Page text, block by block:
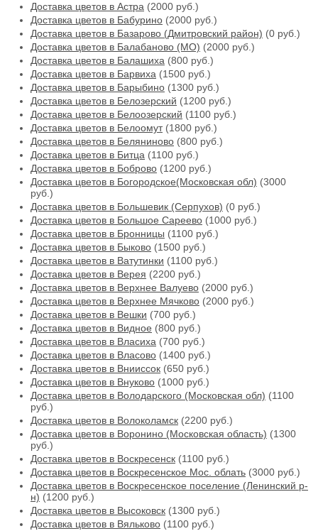
Доставка цветов в Астра (2000 руб.)
Доставка цветов в Бабурино (2000 руб.)
Доставка цветов в Базарово (Дмитровский район) (0 руб.)
Доставка цветов в Балабаново (МО) (2000 руб.)
Доставка цветов в Балашиха (800 руб.)
Доставка цветов в Барвиха (1500 руб.)
Доставка цветов в Барыбино (1300 руб.)
Доставка цветов в Белозерский (1200 руб.)
Доставка цветов в Белоозерский (1100 руб.)
Доставка цветов в Белоомут(1800 руб.)
Доставка цветов в Беляниново (800 руб.)
Доставка цветов в Битца (1100 руб.)
Доставка цветов в Боброво (1200 руб.)
Доставка цветов в Богородское(Московская обл) (3000
руб.)
Доставка цветов в Большевик (Серпухов) (0 руб.)
Доставка цветов в Большое Сареево (1000 руб.)
Доставка цветов в Бронницы (1100 руб.)
Доставка цветов в Быково (1500 руб.)
Доставка цветов в Ватутинки (1100 руб.)
Доставка цветов в Верея (2200 руб.)
Доставка цветов в Верхнее Валуево (2000 руб.)
Доставка цветов в Верхнее Мячково (2000 руб.)
Доставка цветов в Вешки (700 руб.)
Доставка цветов в Видное (800 руб.)
Доставка цветов в Власиха (700 руб.)
Доставка цветов в Власово (1400 руб.)
Доставка цветов в Внииссок (650 руб.)
Доставка цветов в Внуково (1000 руб.)
Доставка цветов в Володарского (Московская обл) (1100
руб.)
Доставка цветов в Волоколамск (2200 руб.)
Доставка цветов в Воронино (Московская область) (1300
руб.)
Доставка цветов в Воскресенск (1100 руб.)
Доставка цветов в Воскресенское Мос. облать (3000 руб.)
Доставка цветов в Воскресенское поселение (Ленинский р-
н) (1200 руб.)
Доставка цветов в Высоковск (1300 руб.)
Доставка цветов в Вяльково (1100 руб.)